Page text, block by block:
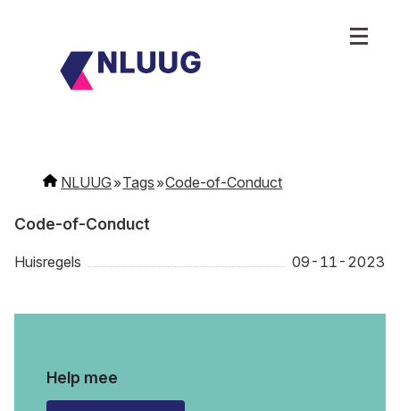
NLUUG Tags Code-of-Conduct
Code-of-Conduct
Huisregels 09-11-2023
Help mee